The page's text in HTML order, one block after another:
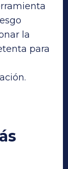
la
para